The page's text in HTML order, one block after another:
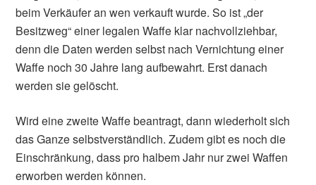
beim Verkäufer an wen verkauft wurde. So ist „der
Besitzweg“ einer legalen Waffe klar nachvollziehbar,
denn die Daten werden selbst nach Vernichtung einer
Waffe noch 30 Jahre lang aufbewahrt. Erst danach
werden sie gelöscht.
Wird eine zweite Waffe beantragt, dann wiederholt sich
das Ganze selbstverständlich. Zudem gibt es noch die
Einschränkung, dass pro halbem Jahr nur zwei Waffen
erworben werden können.